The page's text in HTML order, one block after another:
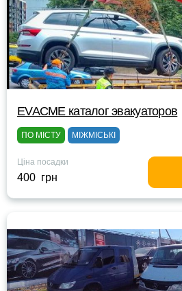
EVACME каталог эвакуаторов
ПО МІСТУ МІЖМІСЬКІ
Ціна посадки
400 грн